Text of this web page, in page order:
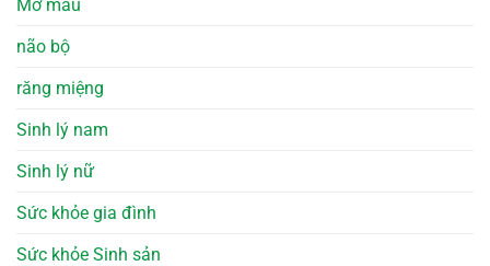
Mỡ máu
não bộ
răng miệng
Sinh lý nam
Sinh lý nữ
Sức khỏe gia đình
Sức khỏe Sinh sản